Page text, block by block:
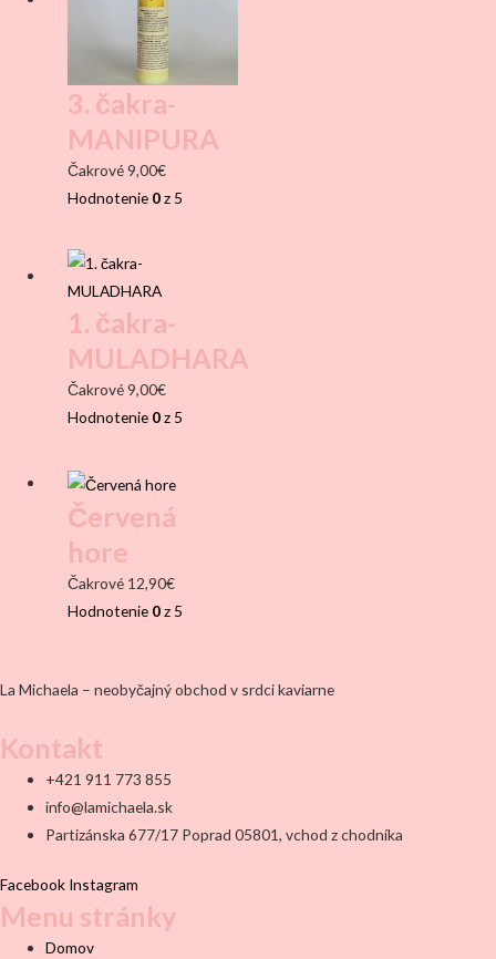
3. čakra-
MANIPURA
Čakrové9,00€
Hodnotenie 0z 5
1. čakra-
MULADHARA
Čakrové9,00€
Hodnotenie 0z 5
Červená
hore
Čakrové 12,90€
Hodnotenie 0z 5
La Michaela – neobyčajný obchod v srdci kaviarne
Kontakt
+421 911 773 855
info@lamichaela.sk
Partizánska 677/17 Poprad 05801, vchod z chodníka
Facebook Instagram
Menu stránky
Domov